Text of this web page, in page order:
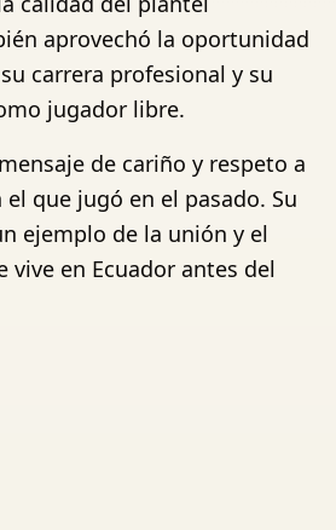
aprovechó la oportunidad
carrera profesional y su
jugador libre.
de cariño y respeto a
que jugó en el pasado. Su
ejemplo de la unión y el
vive en Ecuador antes del